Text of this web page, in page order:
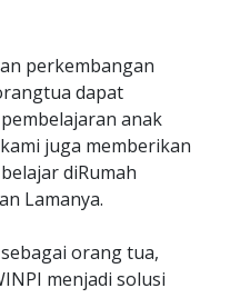
perkembangan
dapat
anak
juga memberikan
diRumah
Lamanya.
orang tua,
menjadi solusi